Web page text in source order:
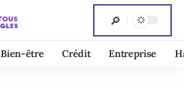
Bien-être Crédit Entreprise